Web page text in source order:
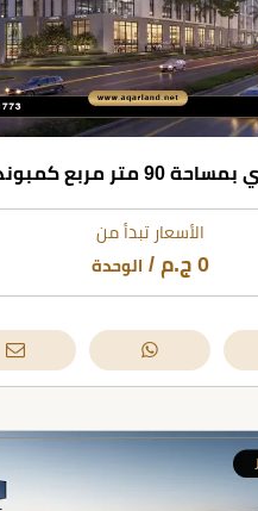
الأسعار تبدأ من
0 ج.م / الوحدة